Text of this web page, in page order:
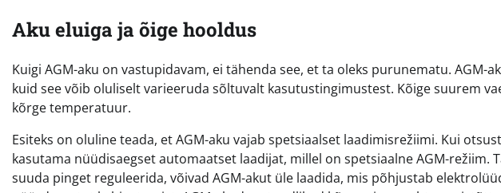
Aku eluiga ja õige hooldus
Kuigi AGM-aku on vastupidavam, ei tähenda see, et ta oleks purunematu. AGM-
kuid see võib oluliselt varieeruda sõltuvalt kasutustingimustest. Kõige suurem
kõrge temperatuur.
Esiteks on oluline teada, et AGM-aku vajab spetsiaalset laadimisrežiimi. Kui
kasutama nüüdisaegset automaatset laadijat, millel on spetsiaalne AGM-režiim.
suuda pinget reguleerida, võivad AGM-akut üle laadida, mis põhjustab